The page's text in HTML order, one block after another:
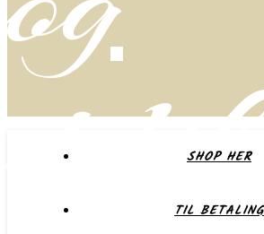
SHOP HER
TIL BETALING